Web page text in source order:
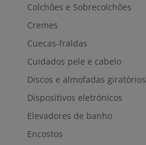
Colchões e Sobrecolchões
Cremes
Cuecas-fraldas
Cuidados pele e cabelo
Discos e almofadas giratórios
Dispositivos eletrónicos
Elevadores de banho
Encostos